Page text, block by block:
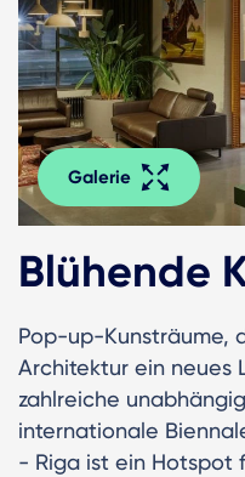
Galerie
Blühende
Pop-up-Kunsträume,
Architektur ein neues
zahlreiche
internationale
- Riga ist ein Hotspot